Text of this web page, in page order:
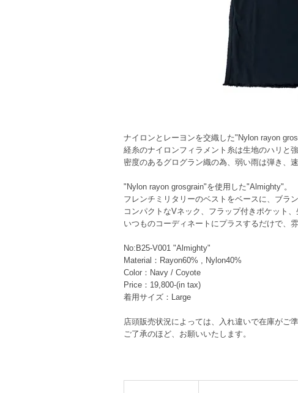
ナイロンとレーヨンを交織した"Nylon rayon
経糸のナイロンフィラメント糸は生地のハリと
密度のあるグログラン織の為、弱い雨は弾き、
"Nylon rayon grosgrain"を使用した"Almighty"。
フレンチミリタリーのベストをベースに、ブラ
コンパクトなVネック、フラップ付きポケット、
いつものコーディネートにプラスするだけで、
No:B25-V001 "Almighty"
Material：Rayon60% , Nylon40%
Color：Navy / Coyote
Price：19,800-(in tax)
着用サイズ：Large
店頭販売状況によっては、入れ違いで在庫がご
ご了承のほど、お願いいたします。